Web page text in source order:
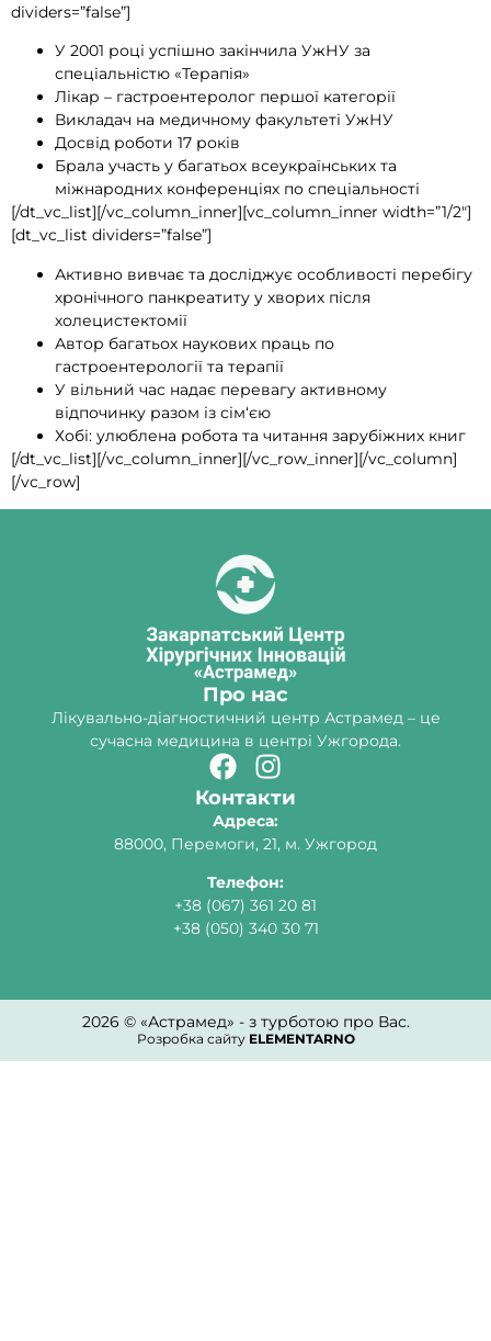
dividers=”false”]
У 2001 році успішно закінчила УжНУ за
спеціальністю «Терапія»
Лікар – гастроентеролог першої категорії
Викладач на медичному факультеті УжНУ
Досвід роботи 17 років
Брала участь у багатьох всеукраїнських та
міжнародних конференціях по спеціальності
[/dt_vc_list][/vc_column_inner][vc_column_inner width=”1/2″]
[dt_vc_list dividers=”false”]
Активно вивчає та досліджує особливості перебігу
хронічного панкреатиту у хворих після
холецистектомії
Автор багатьох наукових праць по
гастроентерології та терапії
У вільний час надає перевагу активному
відпочинку разом із сім‘єю
Хобі: улюблена робота та читання зарубіжних книг
[/dt_vc_list][/vc_column_inner][/vc_row_inner][/vc_column]
[/vc_row]
Про нас
Лікувально-діагностичний центр Астрамед – це
сучасна медицина в центрі Ужгорода.
Контакти
Адреса:
88000, Перемоги, 21, м. Ужгород
Телефон:
+38 (067) 361 20 81
+38 (050) 340 30 71
2026 © «Астрамед» - з турботою про Вас.
Розробка сайту ELEMENTARNO